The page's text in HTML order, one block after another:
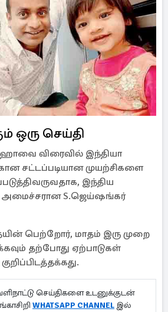
ஒரு செய்தி
விரைவில் இந்தியா
சட்டப்படியான முயற்சிகளை
இந்திய
அமைச்சரான S.ஜெய்ஷங்கர்
பெற்றோர், மாதம் இரு முறை
தற்போது ஏற்பாடுகள்
செய்திகளை உடனுக்குடன்
WHATSAPP CHANNEL இல்